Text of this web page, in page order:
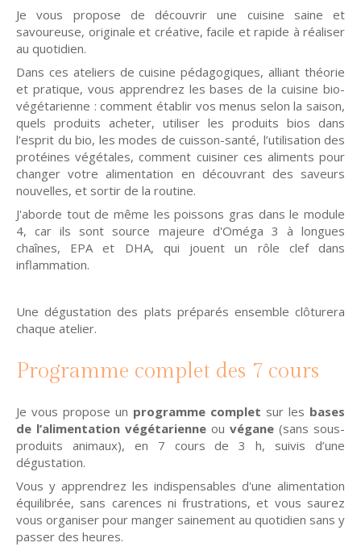
Je vous propose de découvrir une cuisine saine et
savoureuse, originale et créative, facile et rapide à réaliser
au quotidien.
Dans ces ateliers de cuisine pédagogiques, alliant théorie
et pratique, vous apprendrez les bases de la cuisine bio-
végétarienne : comment établir vos menus selon la saison,
quels produits acheter, utiliser les produits bios dans
l’esprit du bio, les modes de cuisson-santé, l’utilisation des
protéines végétales, comment cuisiner ces aliments pour
changer votre alimentation en découvrant des saveurs
nouvelles, et sortir de la routine.
J'aborde tout de même les poissons gras dans le module
4, car ils sont source majeure d'Oméga 3 à longues
chaînes, EPA et DHA, qui jouent un rôle clef dans
inflammation.
Une dégustation des plats préparés ensemble clôturera
chaque atelier.
Programme complet des 7 cours
Je vous propose un programme complet sur les bases
de l’alimentation végétarienne ou végane (sans sous-
produits animaux), en 7 cours de 3 h, suivis d’une
dégustation.
Vous y apprendrez les indispensables d'une alimentation
équilibrée, sans carences ni frustrations, et vous saurez
vous organiser pour manger sainement au quotidien sans y
passer des heures.